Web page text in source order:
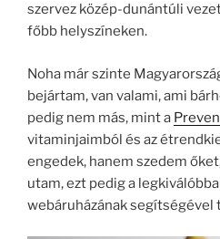
szervez közép-dunántúli
főbb helyszíneken.
Noha már szinte
bejártam, van valami, ami
pedig nem más, mint a
vitaminjaimból és az
engedek, hanem szedem
utam, ezt pedig a
webáruházának segítségével